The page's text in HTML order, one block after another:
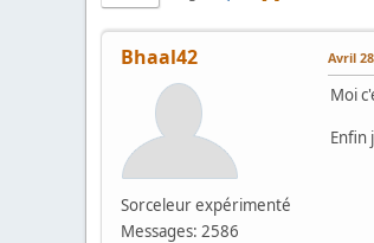
Bhaal42
Sorceleur expérimenté
Messages: 2586
Avril
Moi
Enfin